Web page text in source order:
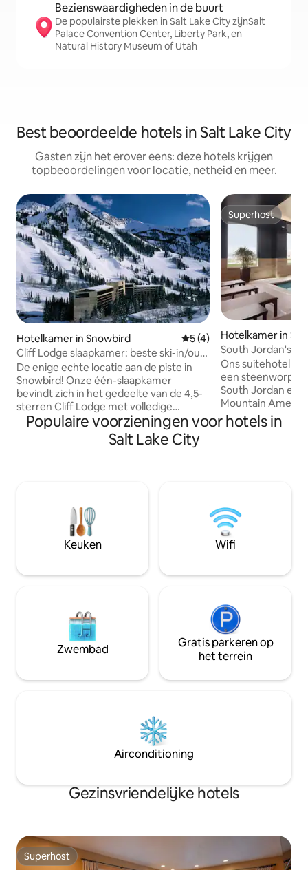
Bezienswaardigheden in de buurt
De populairste plekken in Salt Lake City zijnSalt
Palace Convention Center, Liberty Park, en
Natural History Museum of Utah
Best beoordeelde hotels in Salt Lake City
Gasten zijn het erover eens: deze hotels krijgen
topbeoordelingen voor locatie, netheid en meer.
Hotelkamer in Snowbird Gemiddelde beoordeling
5 (4)
Cliff Lodge slaapkamer: beste ski-in/out
@Snowbird
De enige echte locatie aan de piste in
Snowbird! Onze één-slaapkamer
bevindt zich in het gedeelte van de 4,5-
sterren Cliff Lodge met volledige
toegang tot alle hotel +
SPAFACILITEITEN: 3 restaurants op het
terrein (gourmand, gezinsvriendelijk,
bubbelbaden, yoga, 2 sportscholen,
behandelingen, skiwinkel en verhuur,
supermarkt, enz. We prijzen het voor
ongeveer de helft van de kosten van
hotel. Weekkorting!
Superhost
Superhost
Hotelkamer in
South Jordan's
Gratis ontbijt
Ons suitehotel
een steenworp
South Jordan en
Mountain
America First
gemakkelijke
Kitchen & Bar of
uurs Corner
elektrische auto's
Populaire voorzieningen voor hotels in
Salt Lake City
Keuken Wifi
Zwembad
Gratis parkeren op
het terrein
Airconditioning
Gezinsvriendelijke hotels
Superhost
Superhost